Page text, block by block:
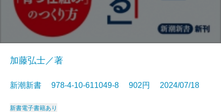
加藤弘士／著
新潮新書 978-4-10-611049-8 902円 2024/07/18
新書電子書籍あり